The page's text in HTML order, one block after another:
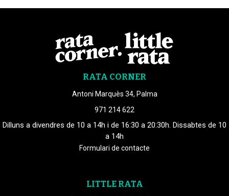
RATA CORNER
Antoni Marquès 34, Palma
971 214 622
Dilluns a divendres de 10 a 14h i de 16:30 a 20:30h. Dissabtes de 10
a 14h
Formulari de contacte
LITTLE RATA